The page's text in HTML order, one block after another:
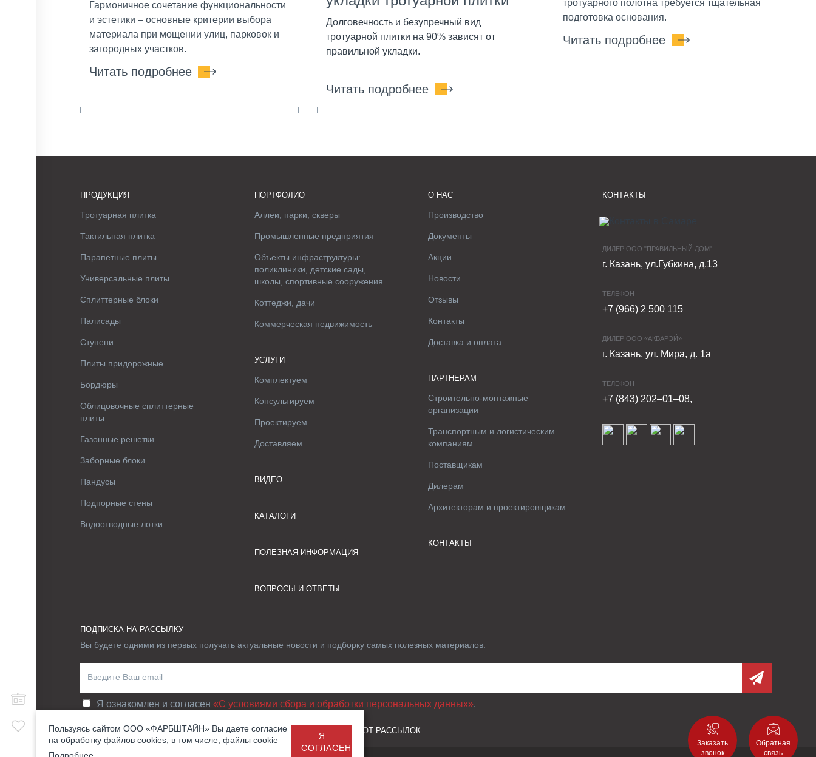
Гармоничное сочетание функциональности
и эстетики – основные критерии выбора
материала при мощении улиц, парковок и
загородных участков.
Читать подробнее
Долговечность и безупречный вид
тротуарной плитки на 90% зависят от
правильной укладки.
Читать подробнее
тротуарного полотна требуется тщательная
подготовка основания.
Читать подробнее
ПРОДУКЦИЯ
Тротуарная плитка
Тактильная плитка
Парапетные плиты
Универсальные плиты
Сплиттерные блоки
Палисады
Ступени
Плиты придорожные
Бордюры
Облицовочные сплиттерные
плиты
Газонные решетки
Заборные блоки
Пандусы
Подпорные стены
Водоотводные лотки
ПОРТФОЛИО
Аллеи, парки, скверы
Промышленные предприятия
Объекты инфраструктуры:
поликлиники, детские сады,
школы, спортивные сооружения
Коттеджи, дачи
Коммерческая недвижимость
УСЛУГИ
Комплектуем
Консультируем
Проектируем
Доставляем
ВИДЕО
КАТАЛОГИ
ПОЛЕЗНАЯ ИНФОРМАЦИЯ
ВОПРОСЫ И ОТВЕТЫ
О НАС
Производство
Документы
Акции
Новости
Отзывы
Контакты
Доставка и оплата
ПАРТНЕРАМ
Строительно-монтажные
организации
Транспортным и логистическим
компаниям
Поставщикам
Дилерам
Архитекторам и проектировщикам
КОНТАКТЫ
КОНТАКТЫ
ДИЛЕР ООО "ПРАВИЛЬНЫЙ ДОМ"
г. Казань, ул.Губкина, д.13
ТЕЛЕФОН
+7 (966) 2 500 115
ДИЛЕР ООО «АКВАРЭЙ»
г. Казань, ул. Мира, д. 1а
ТЕЛЕФОН
+7 (843) 202–01–08,
ПОДПИСКА НА РАССЫЛКУ
Вы будете одними из первых получать актуальные новости и подборку самых полезных материалов.
Я ознакомлен и согласен «C условиями сбора и обработки персональных данных».
ОТЗЫВ СОГЛАСИЯ ОБРАБОТКИ ПЕРСОНАЛЬНЫХ ДАННЫХ И ОТПИСКА ОТ РАССЫЛОК
Заказать
звонок
Обратная
связь
Пользуясь сайтом ООО «ФАРБШТАЙН» Вы даете согласие
на обработку файлов cookies, в том числе, файлы cookie
Подробнее...
Я
СОГЛАСЕН